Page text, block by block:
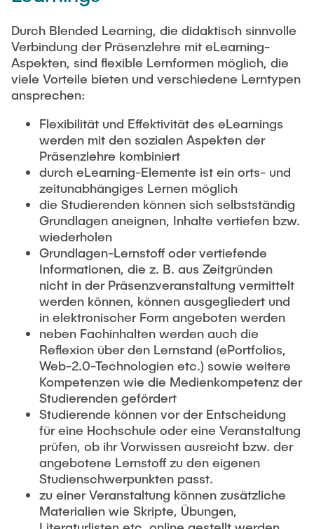
Press Release
Flyers and brochures
University magazine spektrum
Events
Merchandise-Shop
Working at TU Hamburg
Job opportunities
Faculty recruiting
Information for new employees
Internal Information
New@tuhh
Around student life
study organization
AI in Education
After Graduation
Alumni
Career Center
Graduate Academy
Doctoral Degrees
Continuing Education
Research Funding
Good Scientific Practice
Future Lectures
Team
Research & Transfer News
Interdisciplinary Workshop of the FSP
"Biobased Processes and Reactor
Technologies"
Process Engineering
Study programs
Research and Institutes
Technology and Innovation in Education
News
Study programs
Research and Institutes
Management Sciences and Technology
Study Programs
Research and Institutes
Mechanical Engineering
Study programs
Research and institutes
Joint School of Multidisciplinary Studies
Institutes
Overview
Exchange students
Intercultural Hub
International Scholars & Guests
Partnerships and Strategy
Study Exchange Partnerships
How to establish partnerships
Strategy
ECIU University
Contacts & International Team
Durch Blended Learning, die didaktisch sinnvolle
Verbindung der Präsenzlehre mit eLearning-
Aspekten, sind flexible Lernformen möglich, die
viele Vorteile bieten und verschiedene Lerntypen
ansprechen:
Flexibilität und Effektivität des eLearnings
werden mit den sozialen Aspekten der
Präsenzlehre kombiniert
durch eLearning-Elemente ist ein orts- und
zeitunabhängiges Lernen möglich
die Studierenden können sich selbstständig
Grundlagen aneignen, Inhalte vertiefen bzw.
wiederholen
Grundlagen-Lernstoff oder vertiefende
Informationen, die z. B. aus Zeitgründen
nicht in der Präsenzveranstaltung vermittelt
werden können, können ausgegliedert und
in elektronischer Form angeboten werden
neben Fachinhalten werden auch die
Reflexion über den Lernstand (ePortfolios,
Web-2.0-Technologien etc.) sowie weitere
Kompetenzen wie die Medienkompetenz der
Studierenden gefördert
Studierende können vor der Entscheidung
für eine Hochschule oder eine Veranstaltung
prüfen, ob ihr Vorwissen ausreicht bzw. der
angebotene Lernstoff zu den eigenen
Studienschwerpunkten passt.
zu einer Veranstaltung können zusätzliche
Materialien wie Skripte, Übungen,